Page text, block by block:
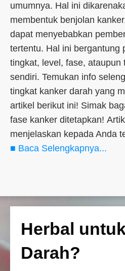
umumnya. Hal ini
membentuk benjolan
dapat menyebabkan
tertentu. Hal ini bergantung
tingkat, level, fase, ataupun
sendiri. Temukan info
tingkat kanker darah yang
artikel berikut ini! Simak
fase kanker ditetapkan!
menjelaskan kepada Anda
■ Baca Selengkapnya...
Herbal
Darah?